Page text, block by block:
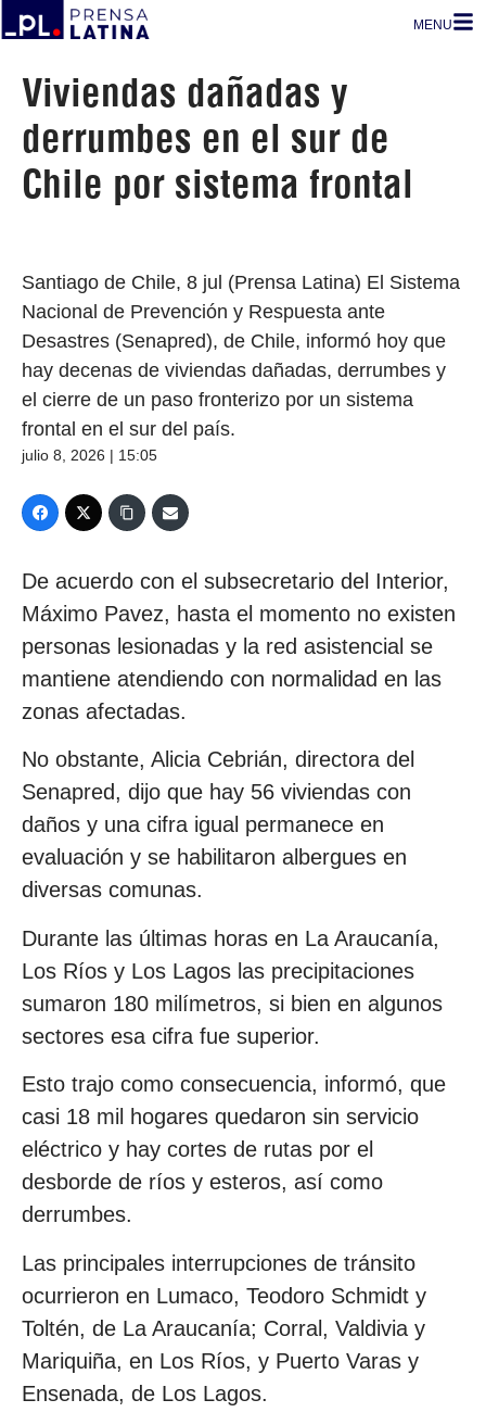
MENU
Viviendas dañadas y
derrumbes en el sur de
Chile por sistema frontal
Santiago de Chile, 8 jul (Prensa Latina) El Sistema
Nacional de Prevención y Respuesta ante
Desastres (Senapred), de Chile, informó hoy que
hay decenas de viviendas dañadas, derrumbes y
el cierre de un paso fronterizo por un sistema
frontal en el sur del país.
julio 8, 2026 | 15:05
De acuerdo con el subsecretario del Interior,
Máximo Pavez, hasta el momento no existen
personas lesionadas y la red asistencial se
mantiene atendiendo con normalidad en las
zonas afectadas.
No obstante, Alicia Cebrián, directora del
Senapred, dijo que hay 56 viviendas con
daños y una cifra igual permanece en
evaluación y se habilitaron albergues en
diversas comunas.
Durante las últimas horas en La Araucanía,
Los Ríos y Los Lagos las precipitaciones
sumaron 180 milímetros, si bien en algunos
sectores esa cifra fue superior.
Esto trajo como consecuencia, informó, que
casi 18 mil hogares quedaron sin servicio
eléctrico y hay cortes de rutas por el
desborde de ríos y esteros, así como
derrumbes.
Las principales interrupciones de tránsito
ocurrieron en Lumaco, Teodoro Schmidt y
Toltén, de La Araucanía; Corral, Valdivia y
Mariquiña, en Los Ríos, y Puerto Varas y
Ensenada, de Los Lagos.